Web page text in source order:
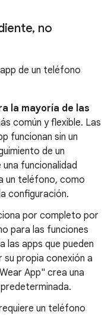
, no
de un teléfono
la mayoría de las
común y flexible. Las
funcionan sin un
de un
funcionalidad
un teléfono, como
configuración.
por completo por
para las funciones
las apps que pueden
su propia conexión a
App" crea una
un teléfono